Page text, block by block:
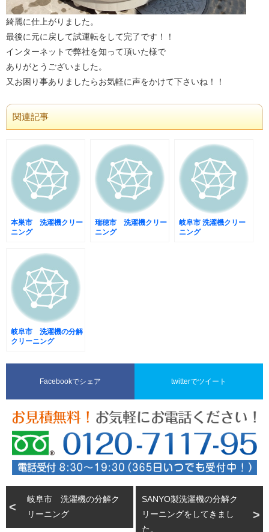
綺麗に仕上がりました。
最後に元に戻して試運転をして完了です！！
インターネットで弊社を知って頂いた様で
ありがとうございました。
又お困り事ありましたらお気軽に声をかけて下さいね！！
関連記事
本巣市 洗濯機クリー
ニング
瑞穂市 洗濯機クリー
ニング
岐阜市 洗濯機クリー
ニング
岐阜市 洗濯機の分解
クリーニング
Facebookでシェア twitterでツイート
岐阜市 洗濯機の分解ク
リーニング
SANYO製洗濯機の分解ク
リーニングをしてきまし
た。